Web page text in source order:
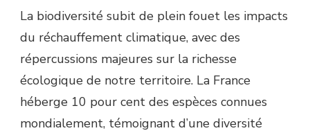
La biodiversité subit de plein fouet les impacts
du réchauffement climatique, avec des
répercussions majeures sur la richesse
écologique de notre territoire. La France
héberge 10 pour cent des espèces connues
mondialement, témoignant d’une diversité